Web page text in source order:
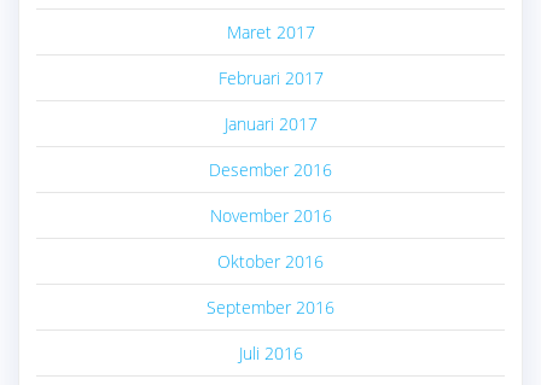
Maret 2017
Februari 2017
Januari 2017
Desember 2016
November 2016
Oktober 2016
September 2016
Juli 2016